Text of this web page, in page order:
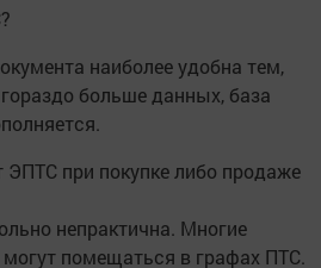
наиболее удобна тем,
больше данных, база
при покупке либо продаже
непрактична. Многие
помещаться в графах ПТС.